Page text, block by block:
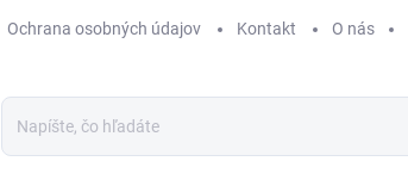
Ochrana osobných údajov Kontakt O nás